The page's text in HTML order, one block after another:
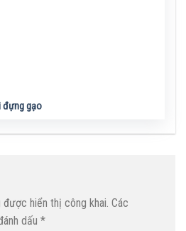
đựng gạo
hiển thị công khai. Các
dấu *